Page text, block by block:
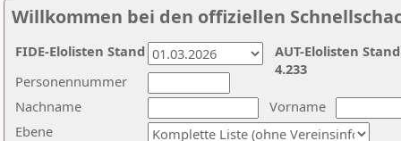
Willkommen bei den offiziellen
Nachname
Vorname
Ebene
Personennummer
AUT-Elolisten
4.233
FIDE-Elolisten Stand